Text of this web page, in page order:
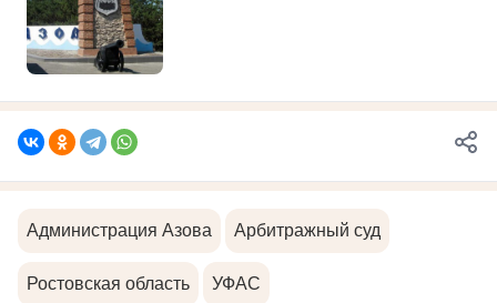
Администрация Азова Арбитражный суд
Ростовская область УФАС